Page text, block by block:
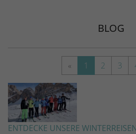
BLOG
« 1 2 3
ENTDECKE UNSERE
Google Analytics
Laufzeit 1 Tag
installiert. Das